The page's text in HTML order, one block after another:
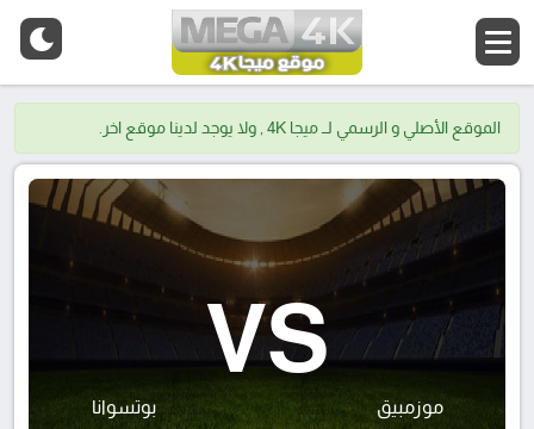
الموقع الأصلي و الرسمي لــ ميجا 4K , ولا يوجد لدينا موقع اخر.
موزمبيق
VS
بوتسوانا